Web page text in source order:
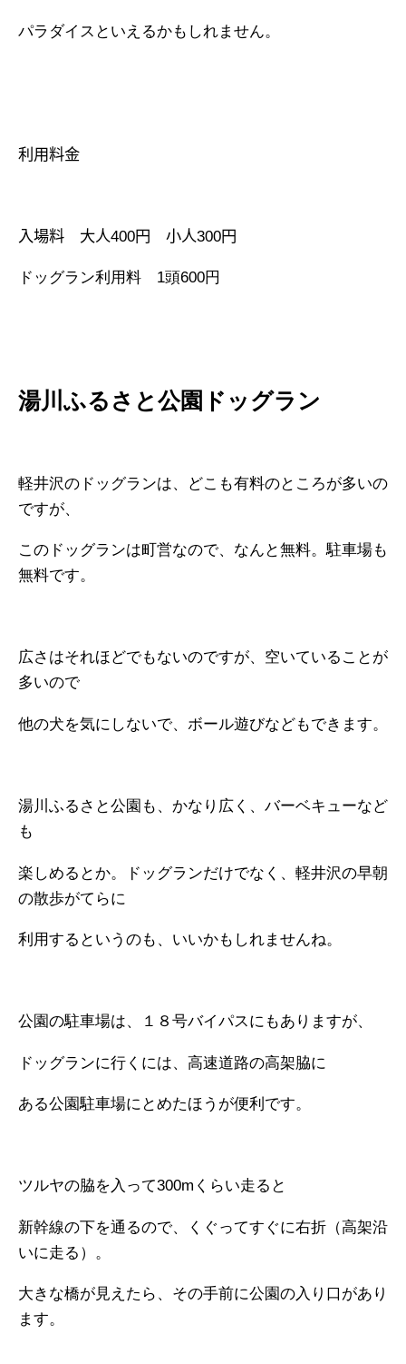
パラダイスといえるかもしれません。
利用料金
入場料 大人400円 小人300円
ドッグラン利用料 1頭600円
湯川ふるさと公園ドッグラン
軽井沢のドッグランは、どこも有料のところが多いの
ですが、
このドッグランは町営なので、なんと無料。駐車場も
無料です。
広さはそれほどでもないのですが、空いていることが
多いので
他の犬を気にしないで、ボール遊びなどもできます。
湯川ふるさと公園も、かなり広く、バーベキューなど
も
楽しめるとか。ドッグランだけでなく、軽井沢の早朝
の散歩がてらに
利用するというのも、いいかもしれませんね。
公園の駐車場は、１８号バイパスにもありますが、
ドッグランに行くには、高速道路の高架脇に
ある公園駐車場にとめたほうが便利です。
ツルヤの脇を入って300mくらい走ると
新幹線の下を通るので、くぐってすぐに右折（高架沿
いに走る）。
大きな橋が見えたら、その手前に公園の入り口があり
ます。